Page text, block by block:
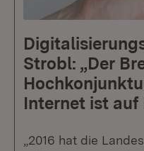
Strobl: „Der
Internet ist auf
„2016 hat die